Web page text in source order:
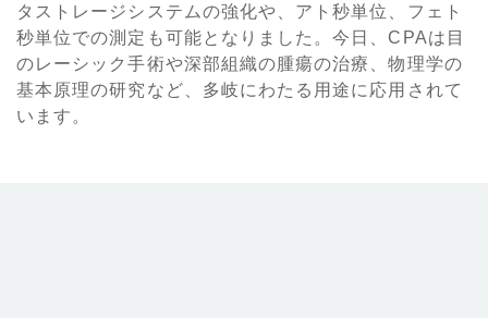
タストレージシステムの強化や、アト秒単位、フェト
秒単位での測定も可能となりました。今日、CPAは目
のレーシック手術や深部組織の腫瘍の治療、物理学の
基本原理の研究など、多岐にわたる用途に応用されて
います。